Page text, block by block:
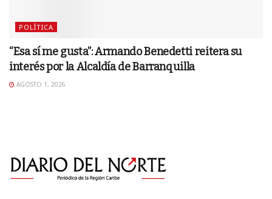
POLÍTICA
“Esa sí me gusta”: Armando Benedetti reitera su
interés por la Alcaldía de Barranquilla
AGOSTO 1, 2026